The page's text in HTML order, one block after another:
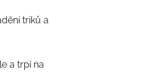
triků a
a trpí na